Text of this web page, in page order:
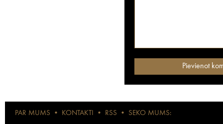
PAR MUMS • KONTAKTI • RSS • SEKO MUMS: